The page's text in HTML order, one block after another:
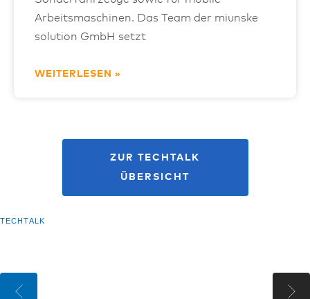
Arbeitsmaschinen. Das Team der miunske
solution GmbH setzt
WEITERLESEN »
ZUR TECHTALK
ÜBERSICHT
TECHTALK